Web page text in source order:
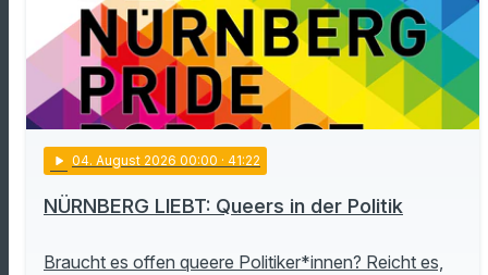
play_arrow 04. August 2026 00:00 · 41:22
NÜRNBERG LIEBT: Queers in der Politik
Braucht es offen queere Politiker*innen? Reicht es,